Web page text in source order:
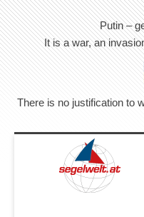
Putin –
It is a war, an
There is no justification to